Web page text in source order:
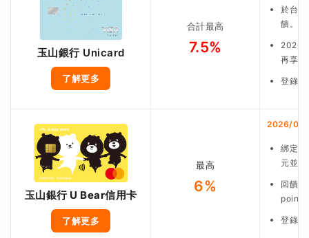
玉山銀行 Unicard
了解更多
合計最高
7.5%
於台
饋。
2026/
再享
登錄
玉山銀行 U Bear信用卡
了解更多
最高
6%
2026/09/
綁定
元並
回饋
point
登錄